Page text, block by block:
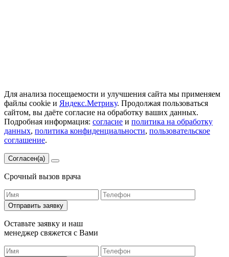
Для анализа посещаемости и улучшения сайта мы применяем
файлы cookie и Яндекс.Метрику. Продолжая пользоваться
сайтом, вы даёте согласие на обработку ваших данных.
Подробная информация: согласие и политика на обработку
данных, политика конфиденциальности, пользовательское
соглашение.
Согласен(а)
Срочный вызов врача
Отправить заявку
Оставьте заявку и наш
менеджер свяжется с Вами